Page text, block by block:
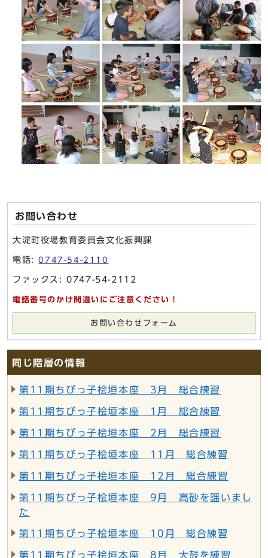
お問い合わせ
大淀町役場教育委員会文化振興課
電話:0747-54-2110
ファックス: 0747-54-2112
電話番号のかけ間違いにご注意ください！
お問い合わせフォーム
同じ階層の情報
第11期ちびっ子桧垣本座 3月 総合練習
第11期ちびっ子桧垣本座 1月 総合練習
第11期ちびっ子桧垣本座 2月 総合練習
第11期ちびっ子桧垣本座 11月 総合練習
第11期ちびっ子桧垣本座 12月 総合練習
第11期ちびっ子桧垣本座 9月 高砂を謡いまし
た
第11期ちびっ子桧垣本座 10月 総合練習
第11期ちびっ子桧垣本座 8月 大鼓を練習